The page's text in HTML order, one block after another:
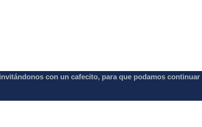
con un cafecito, para que podamos